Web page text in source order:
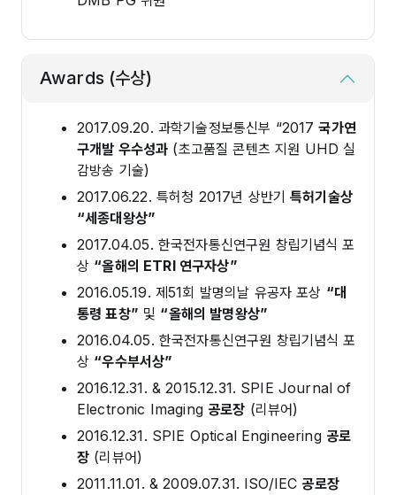
Awards (수상)
2017.09.20. 과학기술정보통신부 “2017국가연
구개발 우수성과 (초고품질 콘텐츠 지원 UHD 실
감방송 기술)
2017.06.22. 특허청 2017년 상반기특허기술상
“세종대왕상”
2017.04.05. 한국전자통신연구원 창립기념식 포
상 “올해의 ETRI 연구자상”
2016.05.19. 제51회 발명의날 유공자 포상 “대
통령 표창” 및 “올해의 발명왕상”
2016.04.05. 한국전자통신연구원 창립기념식 포
상 “우수부서상”
2016.12.31. & 2015.12.31. SPIE Journal of
Electronic Imaging 공로장 (리뷰어)
2016.12.31. SPIE Optical Engineering 공로
장 (리뷰어)
2011.11.01. & 2009.07.31. ISO/IEC 공로장